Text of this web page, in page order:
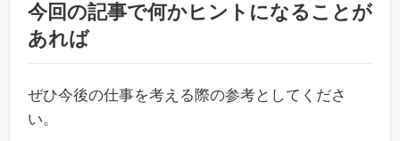
今回の記事で何かヒントになることが
あれば
ぜひ今後の仕事を考える際の参考としてくださ
い。